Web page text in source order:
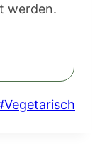
werden.
Vegetarisch